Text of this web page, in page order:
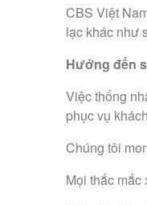
CBS Việt
lạc khác như
Hướng đến
Việc thống
phục vụ
Chúng tôi
Mọi thắc